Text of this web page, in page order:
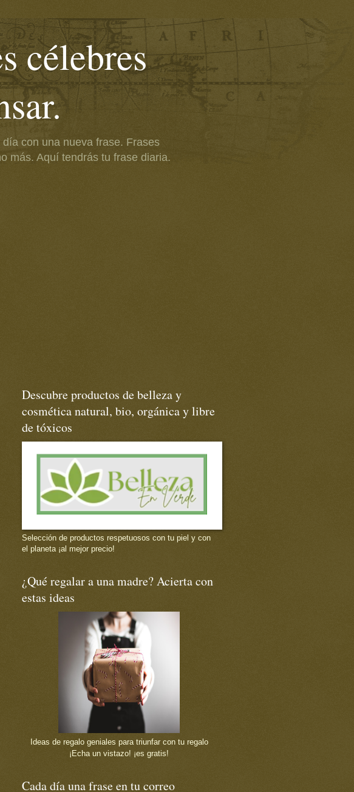
célebres
con una nueva frase. Frases
más. Aquí tendrás tu frase diaria.
Descubre productos de belleza y
cosmética natural, bio, orgánica y libre
de tóxicos
Selección de productos respetuosos con tu piel y con
el planeta ¡al mejor precio!
¿Qué regalar a una madre? Acierta con
estas ideas
Ideas de regalo geniales para triunfar con tu regalo
¡Echa un vistazo! ¡es gratis!
Cada día una frase en tu correo